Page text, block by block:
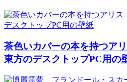
茶色いカバーの本を持つア
東方のデスクトップPC用の